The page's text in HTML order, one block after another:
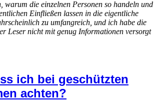
warum die einzelnen Personen so handeln und
Einfließen lassen in die eigentliche
zu umfangreich, und ich habe die
Leser nicht mit genug Informationen versorgt
ich bei geschützten
achten?